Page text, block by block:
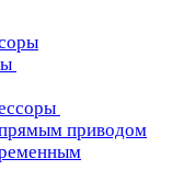
приводом